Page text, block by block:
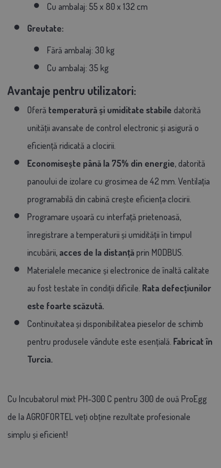
Cu ambalaj: 55 x 80 x 132 cm
Greutate:
Fără ambalaj: 30 kg
Cu ambalaj: 35 kg
Avantaje pentru utilizatori:
Oferă temperatură și umiditate stabile datorită
unității avansate de control electronic și asigură o
eficiență ridicată a clocirii.
Economisește până la 75% din energie, datorită
panoului de izolare cu grosimea de 42 mm. Ventilația
programabilă din cabină crește eficiența clocirii.
Programare ușoară cu interfață prietenoasă,
înregistrare a temperaturii și umidității în timpul
incubării, acces de la distanță prin MODBUS.
Materialele mecanice și electronice de înaltă calitate
au fost testate în condiții dificile. Rata defecțiunilor
este foarte scăzută.
Continuitatea și disponibilitatea pieselor de schimb
pentru produsele vândute este esențială. Fabricat în
Turcia.
Cu Incubatorul mixt PH-300 C pentru 300 de ouă ProEgg
de la AGROFORTEL veți obține rezultate profesionale
simplu și eficient!